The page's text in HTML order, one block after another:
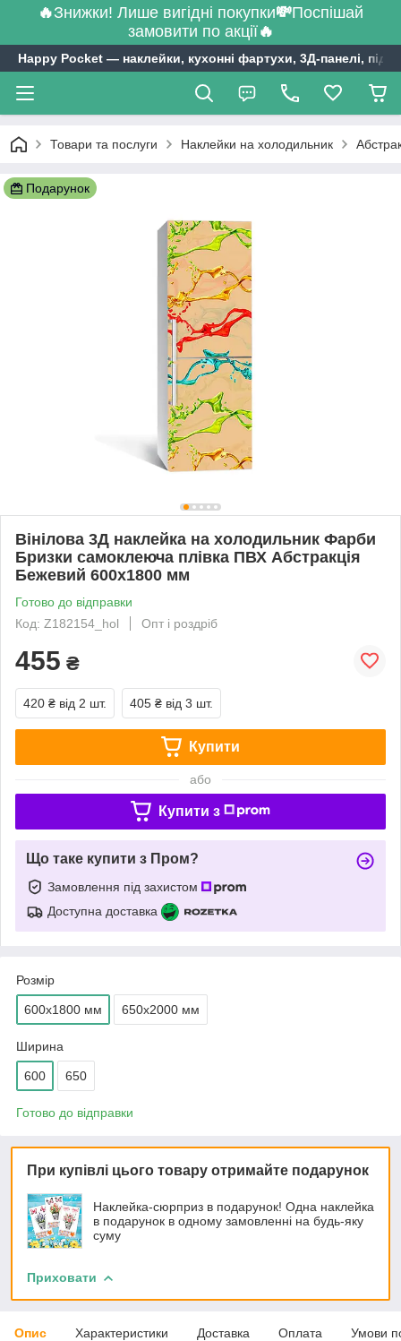
🔥Знижки! Лише вигідні покупки💸Поспішай
замовити по акції🔥
Happy Pocket ― наклейки, кухонні фартухи, 3Д-панелі,
Товари та послуги Наклейки на холодильник
Подарунок
Вінілова 3Д наклейка на холодильник Фарби
Бризки самоклеюча плівка ПВХ Абстракція
Бежевий 600х1800 мм
Готово до відправки
Код: Z182154_hol
Опт і роздріб
455 ₴
420 ₴ від 2 шт. 405 ₴ від 3 шт.
Купити
або
Купити з
Що таке купити з Пром?
Замовлення під захистом
Доступна доставка
Розмір
600х1800 мм 650х2000 мм
Ширина
600 650
Готово до відправки
При купівлі цього товару отримайте подарунок
Наклейка-сюрприз в подарунок! Одна наклейка
в подарунок в одному замовленні на будь-яку
суму
Приховати
Опис Характеристики Доставка Оплата Умови